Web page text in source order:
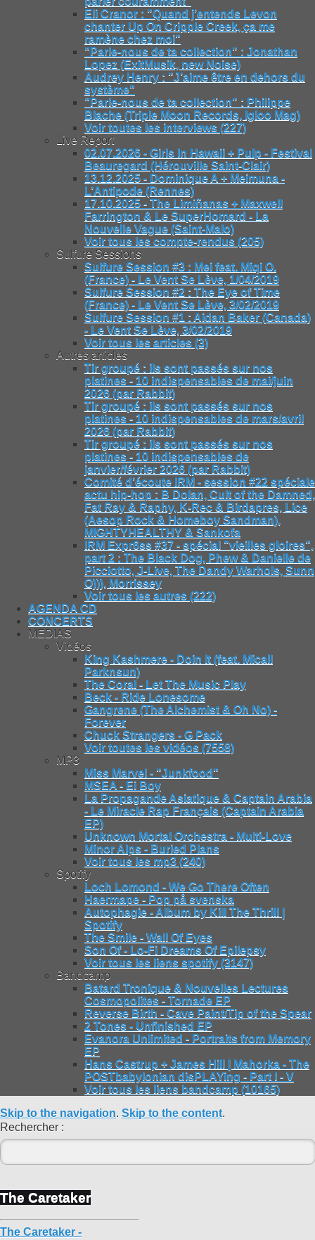
Eli Cranor : "Quand j’entends Levon
chanter Up On Cripple Creek, ça me
ramène chez moi"
"Parle-nous de ta collection" : Jonathan
Lopez (ExitMusik, new Noise)
Audrey Henry : "J’aime être en dehors du
système"
"Parle-nous de ta collection" : Philippe
Blache (Triple Moon Records, Igloo Mag)
Voir toutes les interviews (227)
Live Report
02.07.2026 - Girls In Hawaii + Pulp - Festival
Beauregard (Hérouville Saint-Clair)
13.12.2025 - Dominique A + Meimuna -
L’Antipode (Rennes)
17.10.2025 - The Limiñanas + Maxwell
Farrington & Le SuperHomard - La
Nouvelle Vague (Saint-Malo)
Voir tous les compte-rendus (205)
Sulfure Sessions
Sulfure Session #3 : Mei feat. Miqi O.
(France) - Le Vent Se Lève, 1/04/2019
Sulfure Session #2 : The Eye of Time
(France) - Le Vent Se Lève, 3/02/2019
Sulfure Session #1 : Aidan Baker (Canada)
- Le Vent Se Lève, 3/02/2019
Voir tous les articles (3)
Autres articles
Tir groupé : ils sont passés sur nos
platines - 10 indispensables de mai/juin
2026 (par Rabbit)
Tir groupé : ils sont passés sur nos
platines - 10 indispensables de mars/avril
2026 (par Rabbit)
Tir groupé : ils sont passés sur nos
platines - 10 indispensables de
janvier/février 2026 (par Rabbit)
Comité d’écoute IRM - session #22 spéciale
actu hip-hop : B Dolan, Cult of the Damned,
Fat Ray & Raphy, K-Rec & Birdapres, Lice
(Aesop Rock & Homeboy Sandman),
MIGHTYHEALTHY & Sankofa
IRM Expr6ss #37 - spécial "vieilles gloires",
part 2 : The Black Dog, Phew & Danielle de
Picciotto, J-Live, The Dandy Warhols, Sunn
O))), Morrissey
Voir tous les autres (222)
AGENDA CD
CONCERTS
MEDIAS
Vidéos
King Kashmere - Doin It (feat. Micall
Parknsun)
The Coral - Let The Music Play
Beck - Ride Lonesome
Gangrene (The Alchemist & Oh No) -
Forever
Chuck Strangers - G Pack
Voir toutes les vidéos (7558)
MP3
Miss Marvel - "Junkfood"
MSEA - Ei Boy
La Propagande Asiatique & Captain Arabia
- Le Miracle Rap Français (Captain Arabia
EP)
Unknown Mortal Orchestra - Multi-Love
Minor Alps - Buried Plans
Voir tous les mp3 (240)
Spotify
Loch Lomond - We Go There Often
Haermape - Pop på svenska
Autophagie - Album by Kill The Thrill |
Spotify
The Smile - Wall Of Eyes
Son Of - Lo-Fi Dreams Of Epilepsy
Voir tous les liens spotify (3147)
Bandcamp
Batard Tronique & Nouvelles Lectures
Cosmopolites - Tornade EP
Reverse Birth - Cave Paint/Tip of the Spear
2 Tones - Unfinished EP
Evanora Unlimited - Portraits from Memory
EP
Hans Castrup + James Hill | Mahorka - The
POSTbabylonian disPLAYing - Part I - V
Voir tous les liens bandcamp (10165)
Skip to the navigation. Skip to the content.
Rechercher :
The Caretaker
The Caretaker -